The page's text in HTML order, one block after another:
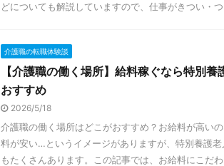
どについても解説していますので、仕事がきつい・
介護職の転職体験談
【介護職の働く場所】給料稼ぐなら特別
おすすめ
2026/5/18
介護職の働く場所はどこがおすすめ？お給料が高い
料が安い…というイメージがありますが、特別養護
もたくさんあります。この記事では、お給料にこだ